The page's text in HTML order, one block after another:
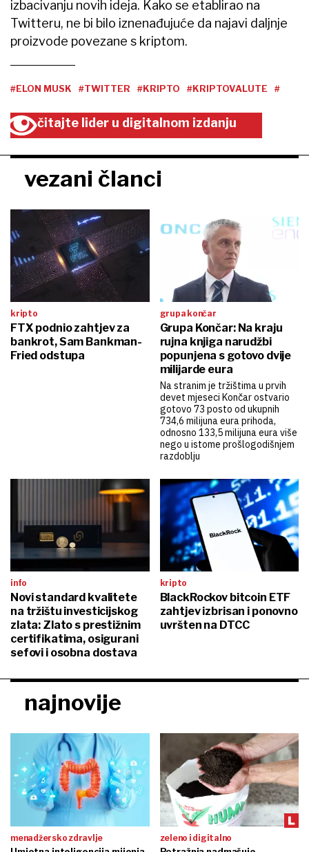
izbacivanju novih ideja. Kako se etablirao na
Twitteru, ne bi bilo iznenađujuće da najavi daljnje
proizvode povezane s kriptom.
#ELON MUSK #TWITTER #KRIPTO #KRIPTOVALUTE #
čitajte lider u digitalnom izdanju
vezani članci
kripto
FTX podnio zahtjev za
bankrot, Sam Bankman-
Fried odstupa
grupa končar
Grupa Končar: Na kraju
rujna knjiga narudžbi
popunjena s gotovo dvije
milijarde eura
Na stranim je tržištima u prvih
devet mjeseci Končar ostvario
gotovo 73 posto od ukupnih
734,6 milijuna eura prihoda,
odnosno 133,5 milijuna eura više
nego u istome prošlogodišnjem
razdoblju
info
Novi standard kvalitete
na tržištu investicijskog
zlata: Zlato s prestižnim
certifikatima, osigurani
sefovi i osobna dostava
kripto
BlackRockov bitcoin ETF
zahtjev izbrisan i ponovno
uvršten na DTCC
najnovije
menadžersko zdravlje zeleno i digitalno